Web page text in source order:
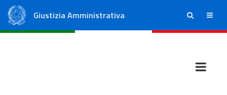
Giustizia Amministrativa ricerca menu